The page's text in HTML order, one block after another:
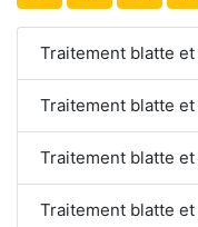
Traitement blatte
Traitement blatte
Traitement blatte
Traitement blatte et